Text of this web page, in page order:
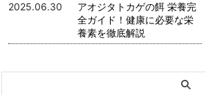
2025.06.30
アオジタトカゲの餌 栄養完
全ガイド！健康に必要な栄
養素を徹底解説